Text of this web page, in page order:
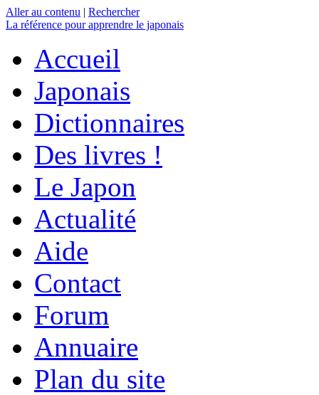
Aller au contenu | Rechercher
La référence pour apprendre le japonais
Accueil
Japonais
Dictionnaires
Des livres !
Le Japon
Actualité
Aide
Contact
Forum
Annuaire
Plan du site